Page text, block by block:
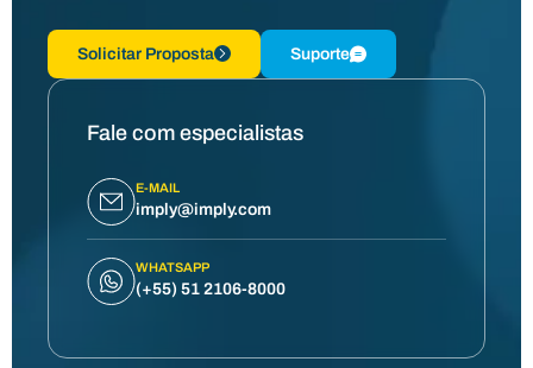
Solicitar Proposta Suporte
Fale com especialistas
E-MAIL
imply@imply.com
WHATSAPP
(+55) 51 2106-8000